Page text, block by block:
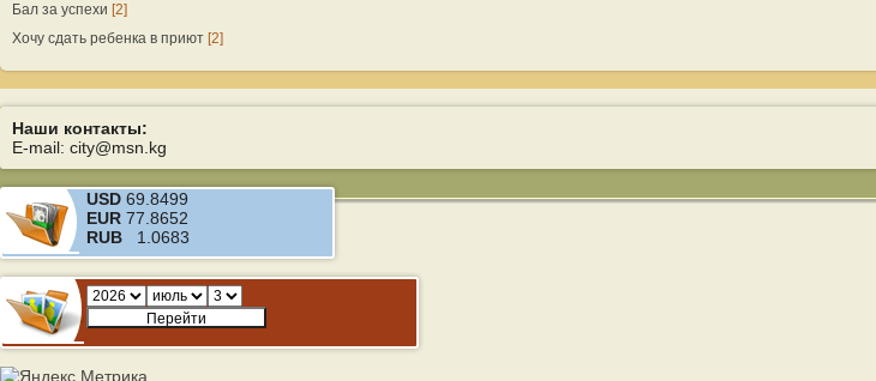
Бал за успехи [2]
Хочу сдать ребенка в приют [2]
Наши контакты:
E-mail: city@msn.kg
USD 69.8499
EUR 77.8652
RUB 1.0683